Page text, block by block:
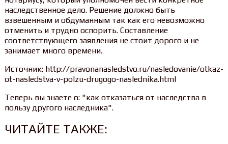
наследственное дело. Решение должно быть
взвешенным и обдуманным так как его невозможно
отменить и трудно оспорить. Составление
соответствующего заявления не стоит дорого и не
занимает много времени.
Источник: http://pravonanasledstvo.ru/nasledovanie/otkaz-
ot-nasledstva-v-polzu-drugogo-naslednika.html
Теперь вы знаете о: "как отказаться от наследства в
пользу другого наследника".
ЧИТАЙТЕ ТАКЖЕ: